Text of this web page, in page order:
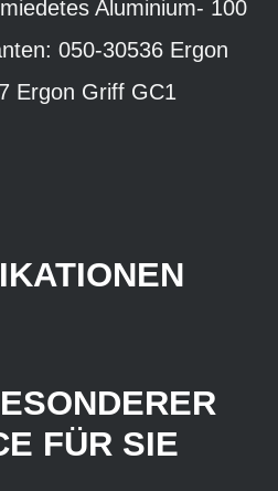
Aluminium- 100
050-30536 Ergon
Ergon Griff GC1
FÜR SIE